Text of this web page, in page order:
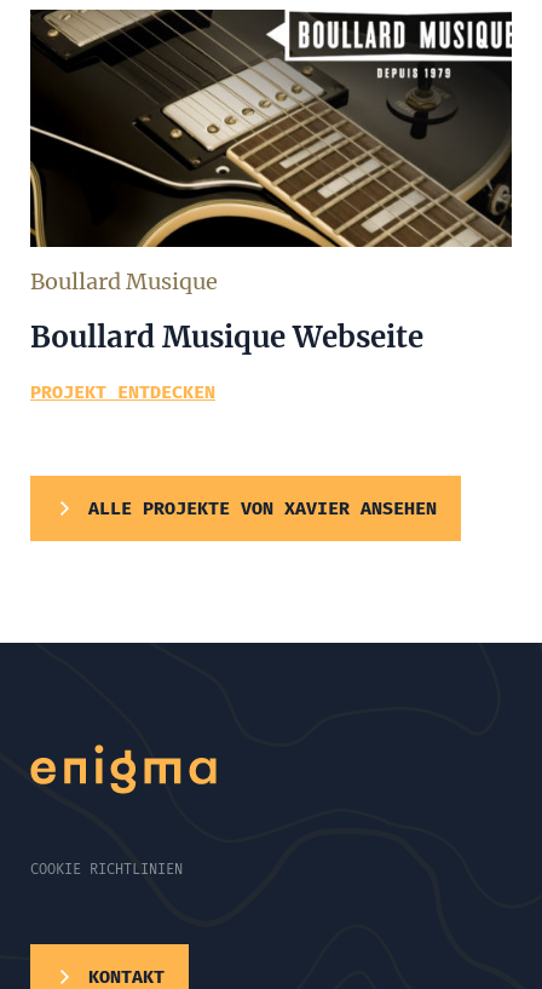
Boullard Musique
Boullard Musique Webseite
PROJEKT ENTDECKEN
ALLE PROJEKTE VON XAVIER ANSEHEN
COOKIE RICHTLINIEN
KONTAKT